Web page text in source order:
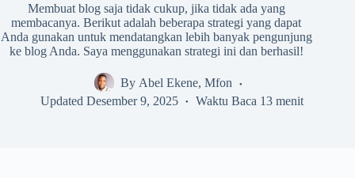
Membuat blog saja tidak cukup, jika tidak ada yang
membacanya. Berikut adalah beberapa strategi yang dapat
Anda gunakan untuk mendatangkan lebih banyak pengunjung
ke blog Anda. Saya menggunakan strategi ini dan berhasil!
By Abel Ekene, Mfon
Updated Desember 9, 2025 Waktu Baca 13 menit